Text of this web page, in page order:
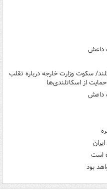
داعش
سکوت وزارت خارجه درباره تقلب
از اسکاتلندی‌ها
داعش
است
بود